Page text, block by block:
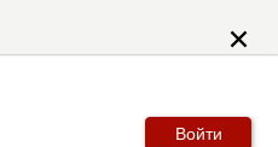
Войти